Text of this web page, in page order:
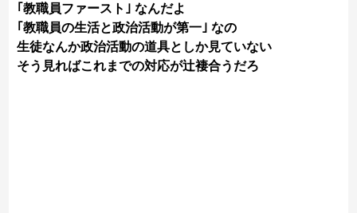
｢教職員ファースト｣ なんだよ
｢教職員の生活と政治活動が第一｣ なの
生徒なんか政治活動の道具としか見ていない
そう見ればこれまでの対応が辻褄合うだろ